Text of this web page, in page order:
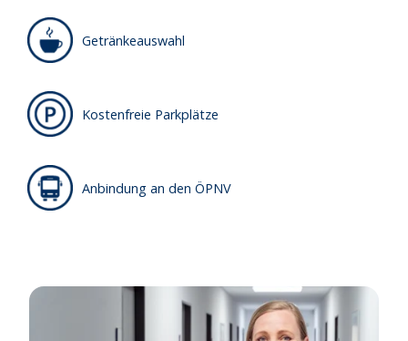
Getränkeauswahl
Kostenfreie Parkplätze
Anbindung an den ÖPNV